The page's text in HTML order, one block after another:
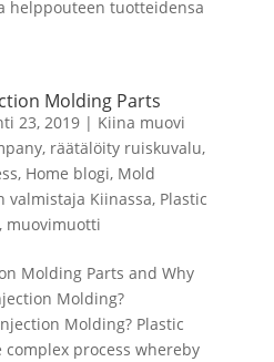
helppouteen tuotteidensa
Molding Parts
23, 2019| Kiina muovi
, räätälöity ruiskuvalu,
, Home blogi, Mold
valmistaja Kiinassa, Plastic
, muovimuotti
Molding Parts and Why
Molding?
Molding? Plastic
process whereby